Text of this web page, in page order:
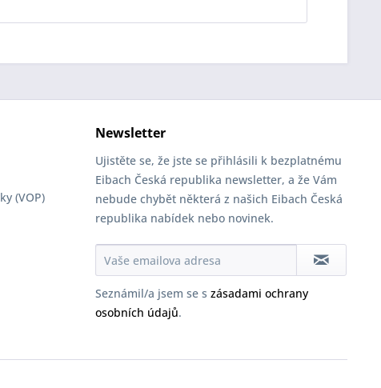
(VOP)
Newsletter
Ujistěte se, že jste se přihlásili k bezplatnému
Eibach Česká republika newsletter, a že Vám
nebude chybět některá z našich Eibach Česká
republika nabídek nebo novinek.
Seznámil/a jsem se s zásadami ochrany
osobních údajů.